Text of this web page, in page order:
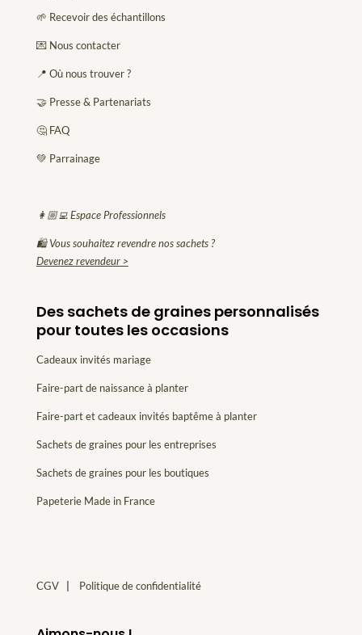
🌱 Recevoir des échantillons
💌 Nous contacter
📍 Où nous trouver ?
🤝 Presse & Partenariats
🤔 FAQ
💚 Parrainage
👩🏼‍💻 Espace Professionnels
🛍 Vous souhaitez revendre nos sachets ?
Devenez revendeur >
Des sachets de graines personnalisés
pour toutes les occasions
Cadeaux invités mariage
Faire-part de naissance à planter
Faire-part et cadeaux invités baptême à planter
Sachets de graines pour les entreprises
Sachets de graines pour les boutiques
Papeterie Made in France
CGV| Politique de confidentialité